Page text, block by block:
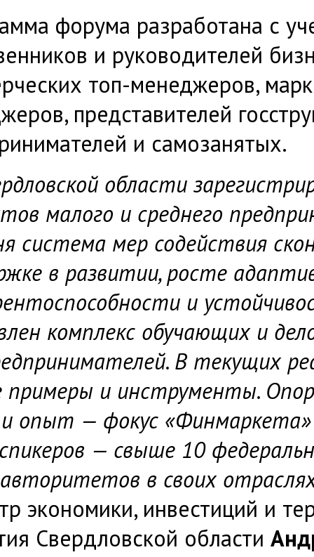
форума разработана с
и руководителей
топ-менеджеров,
представителей
и самозанятых.
области
малого и среднего
система мер содействия
в развитии, росте
и
комплекс обучающих и
В текущих
и инструменты.
опыт — фокус «Финмаркета»
— свыше 10
в своих
экономики, инвестиций и
Свердловской области